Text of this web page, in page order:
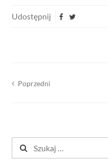
Udostępnij
Nawigacja
Poprzedni
Szukaj: